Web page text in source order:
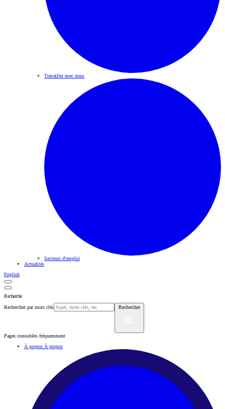
Travailler avec nous
Secteurs d'emploi
Actualités
English
Recherche
Rechercher par mots clés Rechercher
Pages consultées fréquemment
À propos À propos